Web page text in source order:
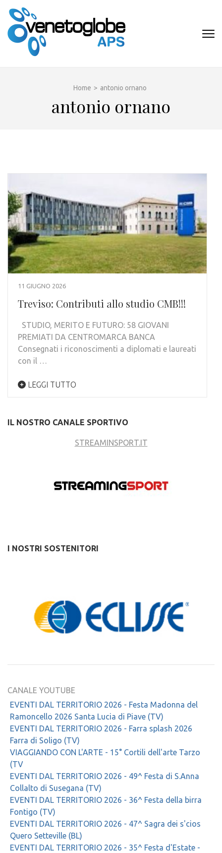
contenuto
(premi
Home > antonio ornano
antonio ornano
11 GIUGNO 2026
Treviso: Contributi allo studio CMB!!!
STUDIO, MERITO E FUTURO: 58 GIOVANI
PREMIATI DA CENTROMARCA BANCA
Consegnati i riconoscimenti a diplomati e laureati
con il …
LEGGI TUTTO
IL NOSTRO CANALE SPORTIVO
STREAMINSPORT.IT
I NOSTRI SOSTENITORI
CANALE YOUTUBE
EVENTI DAL TERRITORIO 2026 - Festa Madonna del
Ramoncello 2026 Santa Lucia di Piave (TV)
EVENTI DAL TERRITORIO 2026 - Farra splash 2026
Farra di Soligo (TV)
VIAGGIANDO CON L'ARTE - 15° Cortili dell'arte Tarzo
(TV
EVENTI DAL TERRITORIO 2026 - 49^ Festa di S.Anna
Collalto di Susegana (TV)
EVENTI DAL TERRITORIO 2026 - 36^ Festa della birra
Fontigo (TV)
EVENTI DAL TERRITORIO 2026 - 47^ Sagra dei s'cios
Quero Setteville (BL)
EVENTI DAL TERRITORIO 2026 - 35^ Festa d'Estate -